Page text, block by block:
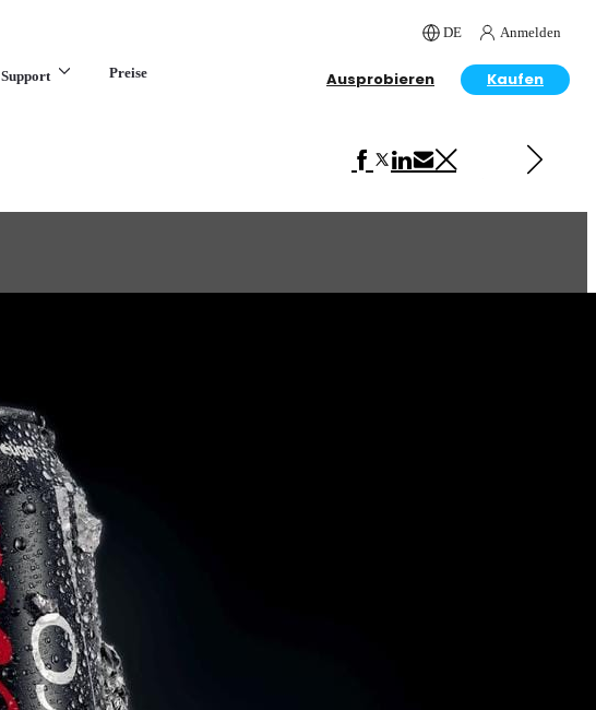
DE Anmelden
Support Preise Ausprobieren Kaufen
Latina Fresh